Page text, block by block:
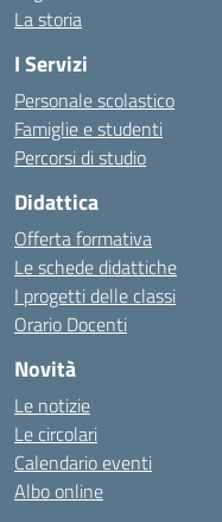
La storia
I Servizi
Personale scolastico
Famiglie e studenti
Percorsi di studio
Didattica
Offerta formativa
Le schede didattiche
I progetti delle classi
Orario Docenti
Novità
Le notizie
Le circolari
Calendario eventi
Albo online